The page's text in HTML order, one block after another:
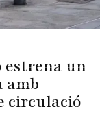
estrena un
amb
circulació